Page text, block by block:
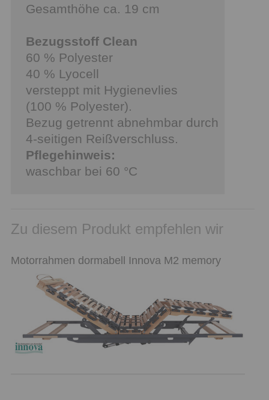
Gesamthöhe ca. 19 cm
Bezugsstoff Clean
60 % Polyester
40 % Lyocell
versteppt mit Hygienevlies
(100 % Polyester).
Bezug getrennt abnehmbar durch
4-seitigen Reißverschluss.
Pflegehinweis:
waschbar bei 60 °C
Zu diesem Produkt empfehlen wir
Motorrahmen dormabell Innova M2 memory